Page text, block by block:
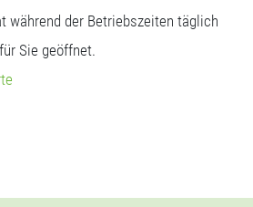
während der Betriebszeiten täglich
für Sie geöffnet.